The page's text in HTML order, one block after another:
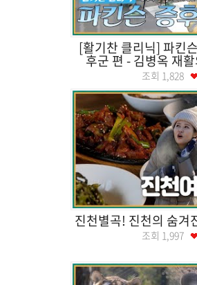
[활기찬 클리닉] 파킨
후군 편 - 김병옥 재
조회 1,828
진천별곡! 진천의 숨겨
조회 1,997